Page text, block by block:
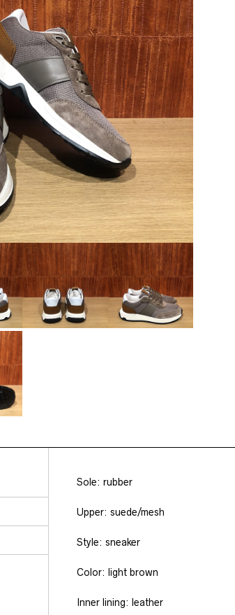
Sole: rubber
Upper: suede/mesh
Style: sneaker
Color: light brown
Inner lining: leather